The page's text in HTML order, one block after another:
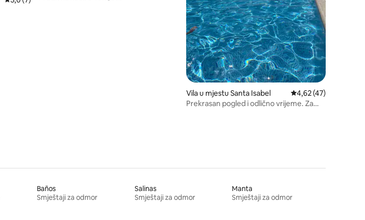
Vila u mjestu Santa Isabel Prosječna ocjena:
4,62 (47)
Prekrasan pogled i odlično vrijeme. Za
Baños
Smještaji za odmor
Salinas
Smještaji za odmor
Manta
Smještaji za odmor